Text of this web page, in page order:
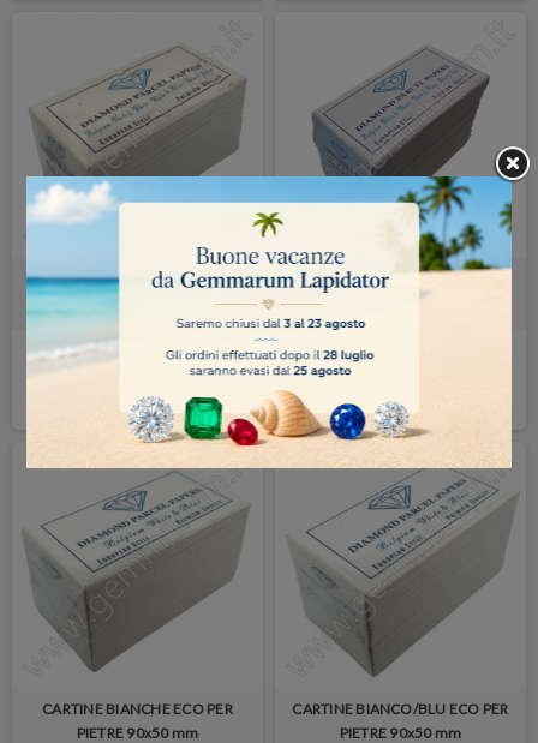
CARTINE PER PIETRE 80x45 mm
bianche interno nero
3,20 €
COMPRA
CARTINE BIANCHE/ROSSA ECO
PER PIETRE 80x45 mm
COMPRA
CARTINE BIANCHE ECO PER
PIETRE 90x50 mm
CARTINE BIANCO/BLU ECO PER
PIETRE 90x50 mm